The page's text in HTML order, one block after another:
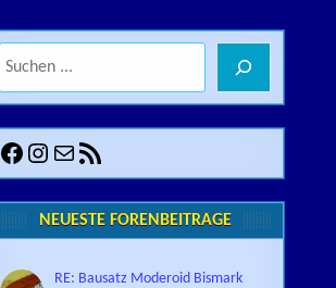
Facebook
Instagram
E-MailRSS-Feed
NEUESTE FORENBEITRÄGE
RE: Bausatz Moderoid Bismark